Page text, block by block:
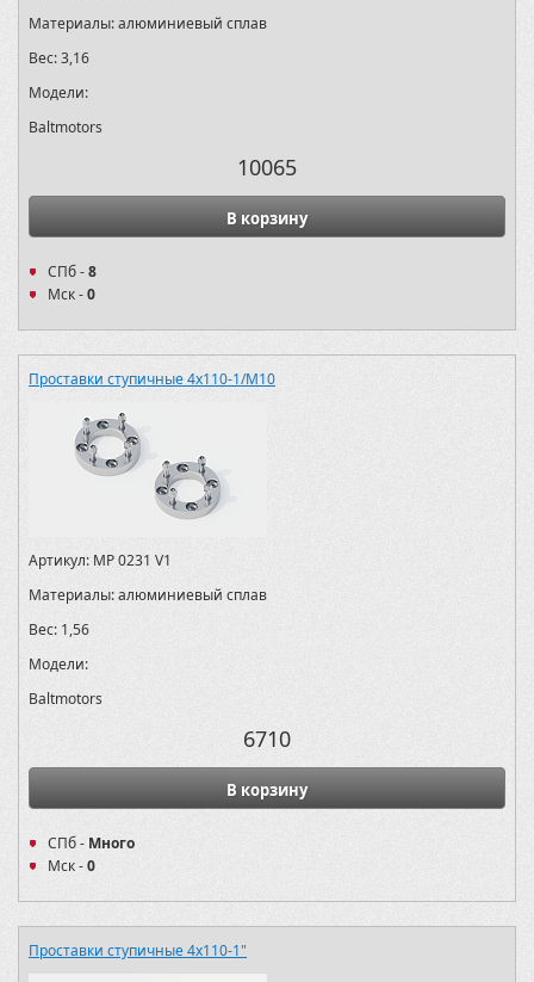
Материалы:алюминиевый сплав
Вес:3,16
Модели:
Baltmotors
10065
В корзину
СПб -8
Мск -0
Проставки ступичные 4х110-1/M10
Артикул: MP 0231 V1
Материалы:алюминиевый сплав
Вес: 1,56
Модели:
Baltmotors
6710
В корзину
СПб - Много
Мск -0
Проставки ступичные 4х110-1"